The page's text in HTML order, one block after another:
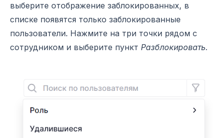
выберите отображение заблокированных, в
списке появятся только заблокированные
пользователи. Нажмите на три точки рядом с
сотрудником и выберите пункт Разблокировать.